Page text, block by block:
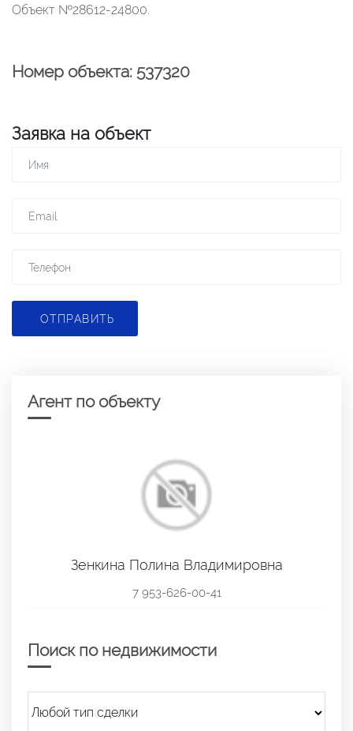
Объект №28612-24800.
Номер объекта: 537320
Заявка на объект
ОТПРАВИТЬ
Агент по объекту
Зенкина Полина Владимировна
7 953-626-00-41
Поиск по недвижимости